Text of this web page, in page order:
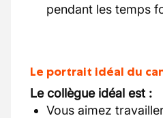
pendant les temps
Le portrait idéal du
Le collègue idéal est :
Vous aimez